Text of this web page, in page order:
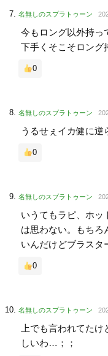
名無しのスプラトゥーン
今もロング以外持っ
下手くそこそロング
0
名無しのスプラトゥーン
うるせぇイカ健に逆
0
名無しのスプラトゥーン
いうてもラピ、ホッ
は思わない。もちろ
いんだけどブラスタ
0
名無しのスプラトゥーン
上でも言われてた
しいわ…；；